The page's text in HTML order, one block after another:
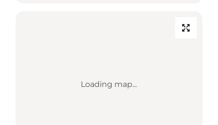
Loading map...